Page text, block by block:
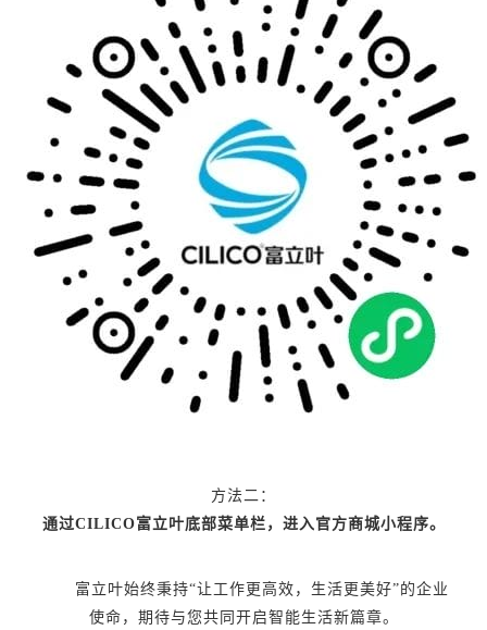
方法二：
通过CILICO富立叶底部菜单栏，进入官方商城小程序。
富立叶始终秉持“让工作更高效，生活更美好”的企业
使命，期待与您共同开启智能生活新篇章。